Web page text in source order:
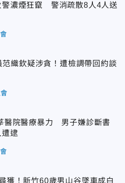
警濃煙狂竄 警消疏散8人4人送
范織欽疑涉貪！遭檢調帶回約談
醫院醫療暴力 男子嫌診斷書
遭逮
獲！新竹60歲男山谷墜車成白